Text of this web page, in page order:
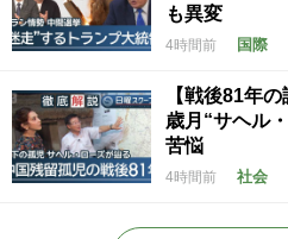
も異変
4時間前 国際
【戦後81年
歳月“サヘル
苦悩
4時間前 社会